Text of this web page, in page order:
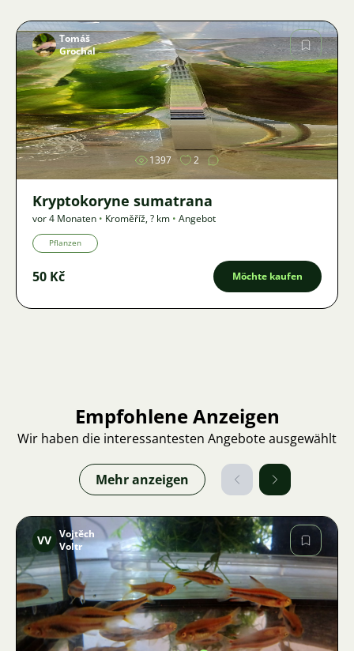
Bild
Tomáš
Grochal
1397 2
Kryptokoryne sumatrana
vor 4 Monaten • Kroměříž,? km • Angebot
Pflanzen
50 Kč Möchte kaufen
Empfohlene Anzeigen
Wir haben die interessantesten Angebote ausgewählt
Mehr anzeigen
Bild
VV Vojtěch
Voltr